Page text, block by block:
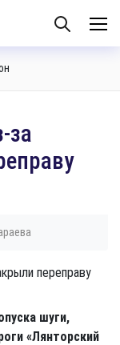
за
шуги,
«Лянторский